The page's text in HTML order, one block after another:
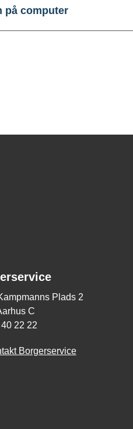
på computer
Plads 2
C
22 22
Borgerservice